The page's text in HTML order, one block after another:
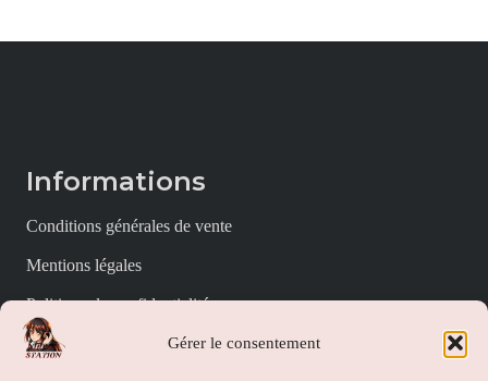
Gérer le consentement
Informations
Conditions générales de vente
Mentions légales
Politique de confidentialité
Politique de cookies (UE)